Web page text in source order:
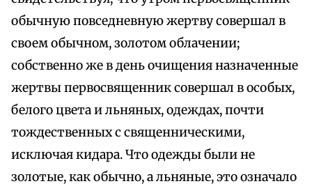
обычную повседневную жертву совершал в
своем обычном, золотом облачении;
собственно же в день очищения назначенные
жертвы первосвященник совершал в особых,
белого цвета и льняных, одеждах, почти
тождественных с священническими,
исключая кидара. Что одежды были не
золотые, как обычно, а льняные, это означало